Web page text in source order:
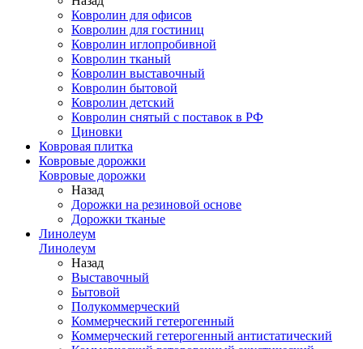
Ковролин для офисов
Ковролин для гостиниц
Ковролин иглопробивной
Ковролин тканый
Ковролин выставочный
Ковролин бытовой
Ковролин детский
Ковролин снятый с поставок в РФ
Циновки
Ковровая плитка
Ковровые дорожки
Ковровые дорожки
Назад
Дорожки на резиновой основе
Дорожки тканые
Линолеум
Линолеум
Назад
Выставочный
Бытовой
Полукоммерческий
Коммерческий гетерогенный
Коммерческий гетерогенный антистатический